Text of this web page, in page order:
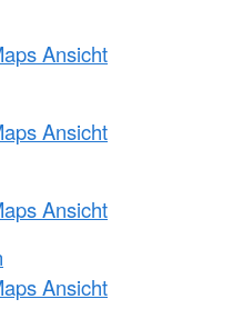
Ansicht
Ansicht
Ansicht
Ansicht